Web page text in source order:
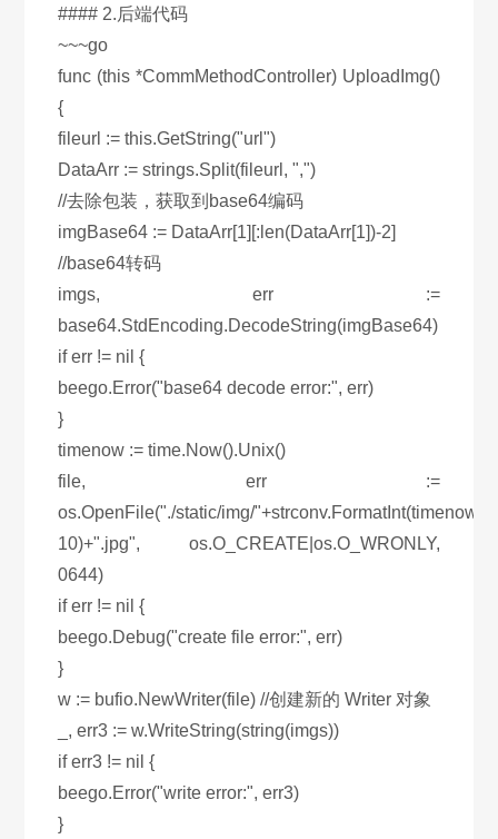
#### 2.后端代码
~~~go
func (this *CommMethodController) UploadImg()
{
fileurl := this.GetString("url")
DataArr := strings.Split(fileurl, ",")
//去除包装，获取到base64编码
imgBase64 := DataArr[1][:len(DataArr[1])-2]
//base64转码
imgs, err :=
base64.StdEncoding.DecodeString(imgBase64)
if err != nil {
beego.Error("base64 decode error:", err)
}
timenow := time.Now().Unix()
file, err :=
os.OpenFile("./static/img/"+strconv.FormatInt(timenow,
10)+".jpg", os.O_CREATE|os.O_WRONLY,
0644)
if err != nil {
beego.Debug("create file error:", err)
}
w := bufio.NewWriter(file) //创建新的 Writer 对象
_, err3 := w.WriteString(string(imgs))
if err3 != nil {
beego.Error("write error:", err3)
}